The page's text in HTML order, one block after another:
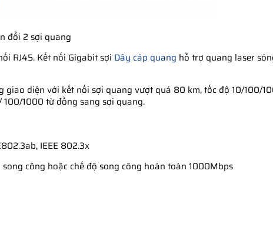
đổi 2 sợi quang
RJ45. Kết nối Gigabit sợi Dây cáp quang hỗ trợ quang laser
giao diện với kết nối sợi quang vượt quá 80 km, tốc độ 10/100/
1000 từ đồng sang sợi quang.
IEEE 802.3x
công hoặc chế độ song công hoàn toàn 1000Mbps